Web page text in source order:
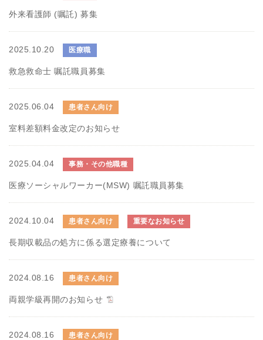
外来看護師 (嘱託) 募集
2025.10.20 医療職
救急救命士 嘱託職員募集
2025.06.04 患者さん向け
室料差額料金改定のお知らせ
2025.04.04 事務・その他職種
医療ソーシャルワーカー(MSW) 嘱託職員募集
2024.10.04 患者さん向け 重要なお知らせ
長期収載品の処方に係る選定療養について
2024.08.16 患者さん向け
両親学級再開のお知らせ
2024.08.16 患者さん向け